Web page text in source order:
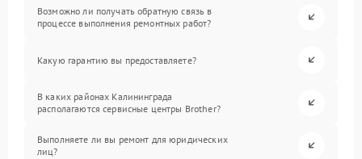
Возможно ли получать обратную связь в
процессе выполнения ремонтных работ?
Какую гарантию вы предоставляете?
В каких районах Калининграда
располагаются сервисные центры Brother?
Выполняете ли вы ремонт для юридических
лиц?